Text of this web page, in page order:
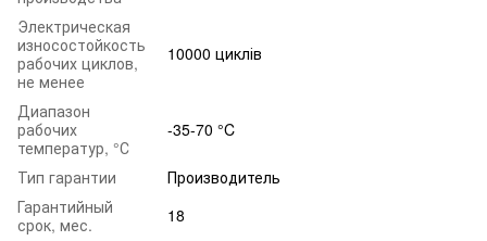
Электрическая
износостойкость
рабочих циклов,
не менее
10000 циклів
Диапазон
рабочих
температур, °С
-35-70 °C
Тип гарантии
Производитель
Гарантийный
срок, мес.
18